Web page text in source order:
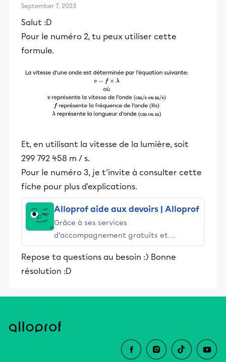
September 7, 2023
Salut :D
Pour le numéro 2, tu peux utiliser cette
formule.
Et, en utilisant la vitesse de la lumière, soit
299 792 458 m / s.
Pour le numéro 3, je t'invite à consulter cette
fiche pour plus d'explications.
Alloprof aide aux devoirs | Alloprof
Grâce à ses services
d’accompagnement gratuits et
stimulants, Alloprof engage les élèves
et leurs parents dans la réussite
éducative.
Repose ta questions au besoin :) Bonne
résolution :D